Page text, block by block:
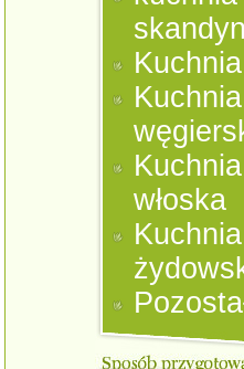
Kuchnia
Kuchnia
włoska
Kuchnia